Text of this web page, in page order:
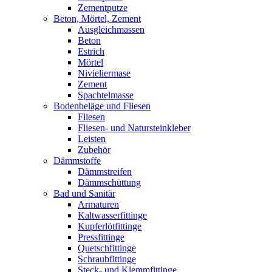
Zementputze
Beton, Mörtel, Zement
Ausgleichmassen
Beton
Estrich
Mörtel
Nivieliermase
Zement
Spachtelmasse
Bodenbeläge und Fliesen
Fliesen
Fliesen- und Natursteinkleber
Leisten
Zubehör
Dämmstoffe
Dämmstreifen
Dämmschüttung
Bad und Sanitär
Armaturen
Kaltwasserfittinge
Kupferlötfittinge
Pressfittinge
Quetschfittinge
Schraubfittinge
Steck- und Klemmfittinge